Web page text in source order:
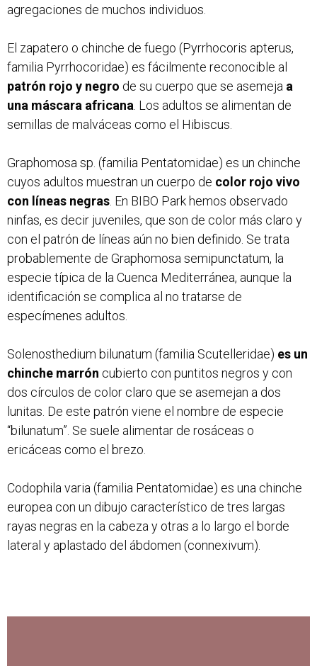
agregaciones de muchos individuos.
El zapatero o chinche de fuego (Pyrrhocoris apterus,
familia Pyrrhocoridae) es fácilmente reconocible al
patrón rojo y negro de su cuerpo que se asemeja a
una máscara africana . Los adultos se alimentan de
semillas de malváceas como el Hibiscus.
Graphomosa sp. (familia Pentatomidae) es un chinche
cuyos adultos muestran un cuerpo de color rojo vivo
con líneas negras . En BIBO Park hemos observado
ninfas, es decir juveniles, que son de color más claro y
con el patrón de líneas aún no bien definido. Se trata
probablemente de Graphomosa semipunctatum, la
especie típica de la Cuenca Mediterránea, aunque la
identificación se complica al no tratarse de
especímenes adultos.
Solenosthedium bilunatum (familia Scutelleridae) es un
chinche marrón cubierto con puntitos negros y con
dos círculos de color claro que se asemejan a dos
lunitas. De este patrón viene el nombre de especie
“bilunatum”. Se suele alimentar de rosáceas o
ericáceas como el brezo.
Codophila varia (familia Pentatomidae) es una chinche
europea con un dibujo característico de tres largas
rayas negras en la cabeza y otras a lo largo el borde
lateral y aplastado del ábdomen (connexivum).